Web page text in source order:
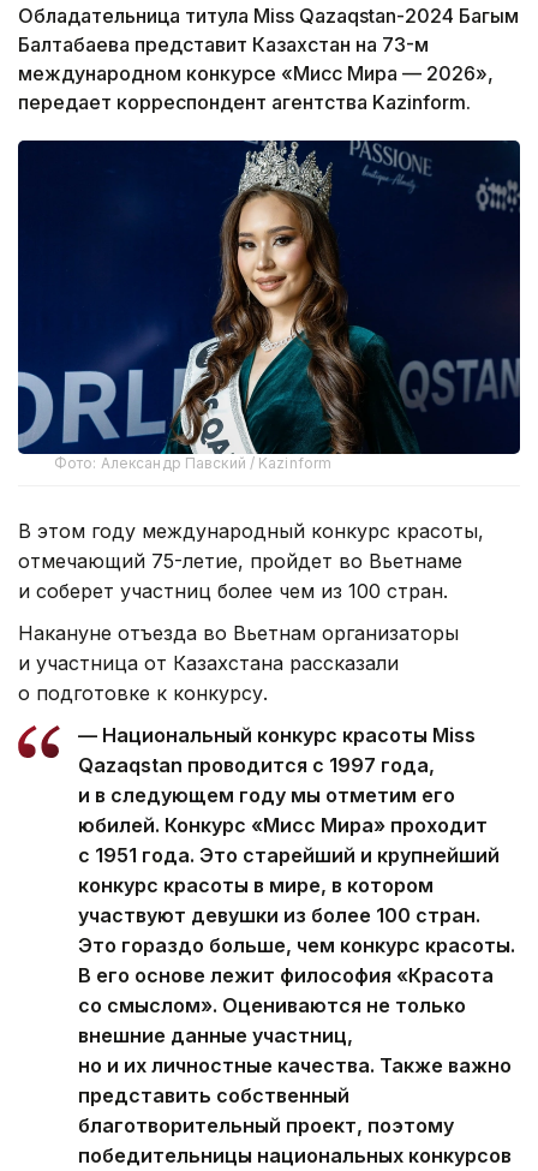
Обладательница титула Miss Qazaqstan-2024 Багым
Балтабаева представит Казахстан на 73-м
международном конкурсе «Мисс Мира — 2026»,
передает корреспондент агентства Kazinform.
Фото: Александр Павский / Kazinform
В этом году международный конкурс красоты,
отмечающий 75-летие, пройдет во Вьетнаме
и соберет участниц более чем из 100 стран.
Накануне отъезда во Вьетнам организаторы
и участница от Казахстана рассказали
о подготовке к конкурсу.
— Национальный конкурс красоты Miss
Qazaqstan проводится с 1997 года,
и в следующем году мы отметим его
юбилей. Конкурс «Мисс Мира» проходит
с 1951 года. Это старейший и крупнейший
конкурс красоты в мире, в котором
участвуют девушки из более 100 стран.
Это гораздо больше, чем конкурс красоты.
В его основе лежит философия «Красота
со смыслом». Оцениваются не только
внешние данные участниц,
но и их личностные качества. Также важно
представить собственный
благотворительный проект, поэтому
победительницы национальных конкурсов